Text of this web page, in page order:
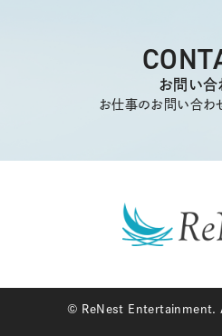
お問い合
お仕事のお問い合わ
© ReNest Entertainment.